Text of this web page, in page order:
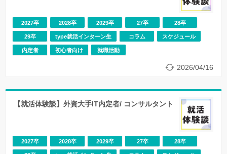
2026/04/16
2027卒 2028卒 2029卒 27卒 28卒
29卒 type就活インターン生 コラム スケジュール
内定者 初心者向け 就職活動
【就活体験談】外資大手IT内定者/ コンサルタント
2027卒 2028卒 2029卒 27卒 28卒